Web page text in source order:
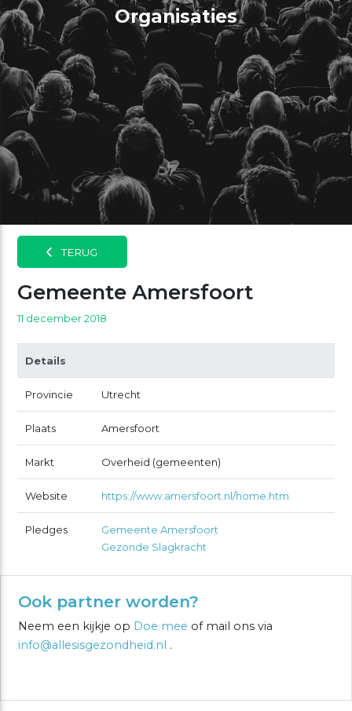
Organisaties
TERUG
Gemeente Amersfoort
11 december 2018
Details
Provincie Utrecht
Plaats Amersfoort
Markt Overheid (gemeenten)
Website https://www.amersfoort.nl/home.htm
Pledges
Gemeente Amersfoort
Gezonde Slagkracht
Ook partner worden?
Neem een kijkje op Doe mee of mail ons via
info@allesisgezondheid.nl .